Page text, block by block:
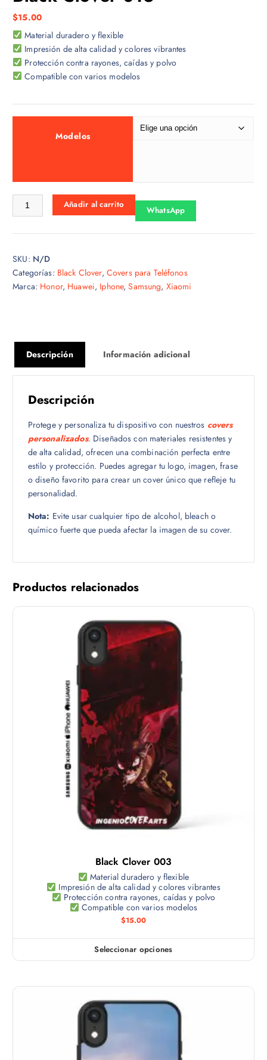
$15.00
Material duradero y flexible
Impresión de alta calidad y colores vibrantes
Protección contra rayones, caídas y polvo
Compatible con varios modelos
Modelos
Black Clover 016 cantidad
Añadir al carrito
WhatsApp
SKU: N/D
Categorías: Black Clover, Covers para Teléfonos
Marca: Honor, Huawei, Iphone,Samsung, Xiaomi
Descripción Información adicional
Descripción
Protege y personaliza tu dispositivo con nuestros covers
personalizados. Diseñados con materiales resistentes y
de alta calidad, ofrecen una combinación perfecta entre
estilo y protección. Puedes agregar tu logo, imagen, frase
o diseño favorito para crear un cover único que refleje tu
personalidad.
Nota: Evite usar cualquier tipo de alcohol, bleach o
químico fuerte que pueda afectar la imagen de su cover.
Productos relacionados
Black Clover 003
Material duradero y flexible
Impresión de alta calidad y colores vibrantes
Protección contra rayones, caídas y polvo
Compatible con varios modelos
$15.00
Seleccionar opciones
E